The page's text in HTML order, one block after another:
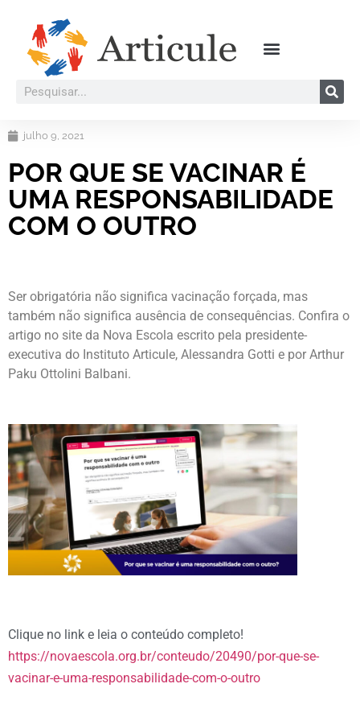
julho 9, 2021
POR QUE SE VACINAR É
UMA RESPONSABILIDADE
COM O OUTRO
Ser obrigatória não significa vacinação forçada, mas
também não significa ausência de consequências. Confira o
artigo no site da Nova Escola escrito pela presidente-
executiva do Instituto Articule, Alessandra Gotti e por Arthur
Paku Ottolini Balbani.
Clique no link e leia o conteúdo completo!
https://novaescola.org.br/conteudo/20490/por-que-se-
vacinar-e-uma-responsabilidade-com-o-outro